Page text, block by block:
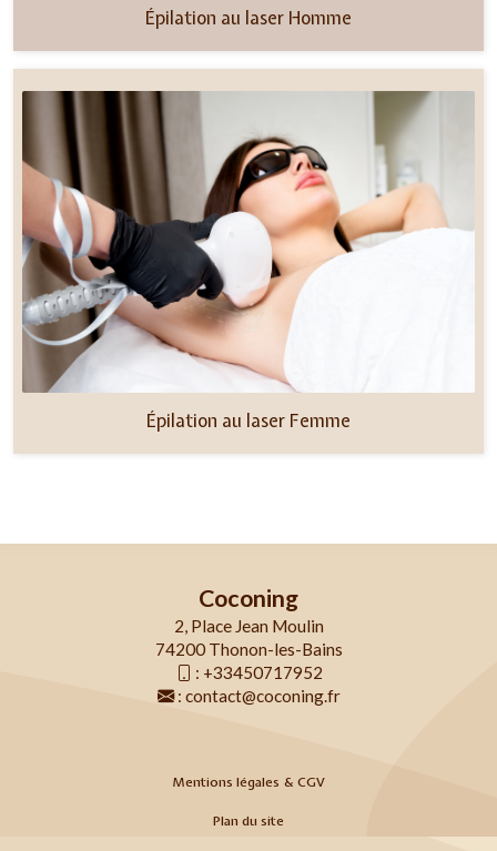
Épilation au laser Homme
Épilation au laser Femme
Coconing
2, Place Jean Moulin
74200 Thonon-les-Bains
: +33450717952
: contact@coconing.fr
Mentions légales & CGV
Plan du site